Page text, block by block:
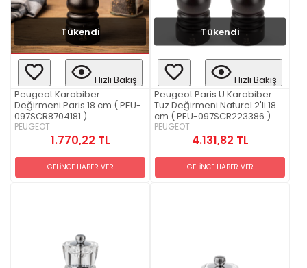
Tükendi
Hızlı Bakış
Peugeot Karabiber
Değirmeni Paris 18 cm ( PEU-
097SCR8704181 )
PEUGEOT
1.770,22 TL
GELİNCE HABER VER
Tükendi
Hızlı Bakış
Peugeot Paris U Karabiber
Tuz Değirmeni Naturel 2'li 18
cm ( PEU-097SCR223386 )
PEUGEOT
4.131,82 TL
GELİNCE HABER VER